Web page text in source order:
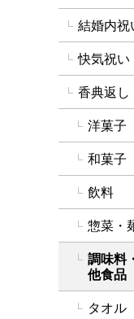
結婚内祝
快気祝い
香典返し
洋菓子
和菓子
飲料
惣菜・
調味料
他食品
タオル